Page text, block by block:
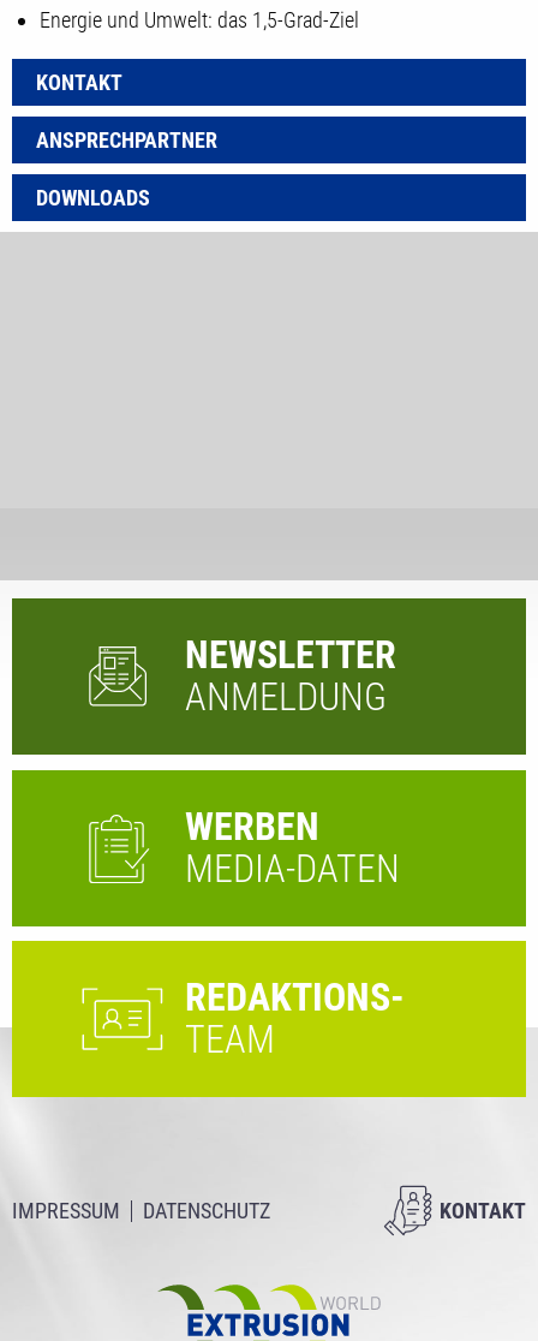
Energie und Umwelt: das 1,5-Grad-Ziel
KONTAKT
ANSPRECHPARTNER
DOWNLOADS
NEWSLETTER
ANMELDUNG
WERBEN
MEDIA-DATEN
REDAKTIONS-
TEAM
IMPRESSUM DATENSCHUTZ KONTAKT